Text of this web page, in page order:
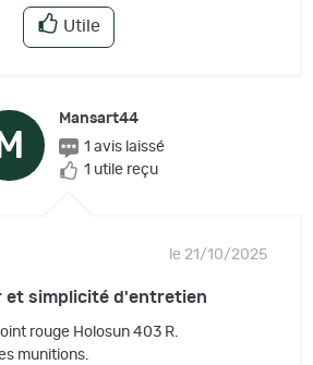
Utile
M
Mansart44
1 avis laissé
1 utile reçu
le 21/10/2025
et simplicité d'entretien
rouge Holosun 403 R.
munitions.